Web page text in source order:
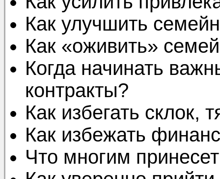
Как улучшить
Как «оживить»
Когда начинать
контракты?
Как избегать склок,
Как избежать
Что многим